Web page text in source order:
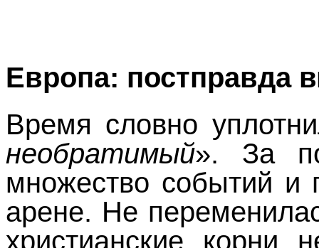
Европа: постправда
Время словно
необратимый». За
множество событий и
арене. Не
христианские корни